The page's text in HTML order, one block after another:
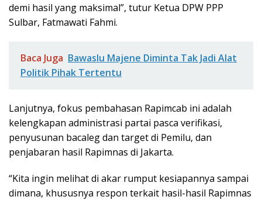
demi hasil yang maksimal”, tutur Ketua DPW PPP
Sulbar, Fatmawati Fahmi.
Baca Juga Bawaslu Majene Diminta Tak Jadi Alat
Politik Pihak Tertentu
Lanjutnya, fokus pembahasan Rapimcab ini adalah
kelengkapan administrasi partai pasca verifikasi,
penyusunan bacaleg dan target di Pemilu, dan
penjabaran hasil Rapimnas di Jakarta.
“Kita ingin melihat di akar rumput kesiapannya sampai
dimana, khususnya respon terkait hasil-hasil Rapimnas